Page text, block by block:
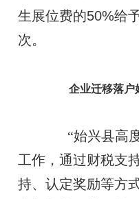
生展位费的50%给
次。
企业迁移落户
“始兴县高度
工作，通过财税支
持、认定奖励等方